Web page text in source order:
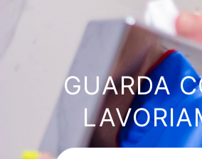
GUARDA